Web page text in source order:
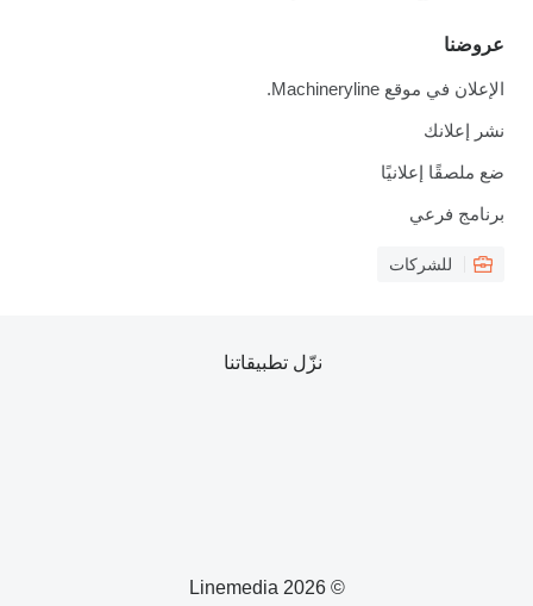
عروضنا
الإعلان في موقع Machineryline.
نشر إعلانك
ضع ملصقًا إعلانيًا
برنامج فرعي
للشركات
© 2026 Linemedia
نزّل تطبيقاتنا